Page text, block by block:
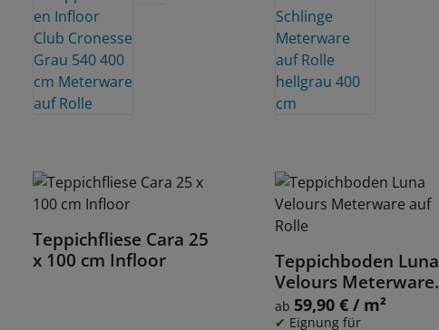
Details
Teppichfliese Cara 25
x 100 cm Infloor
Details
Teppichboden Luna
Velours Meterware
auf Rolle
Regulärer Preis:
ab 59,90 € / m²
Eignung für